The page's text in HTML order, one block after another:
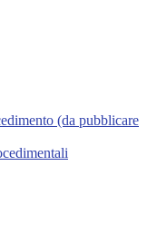
(da pubblicare